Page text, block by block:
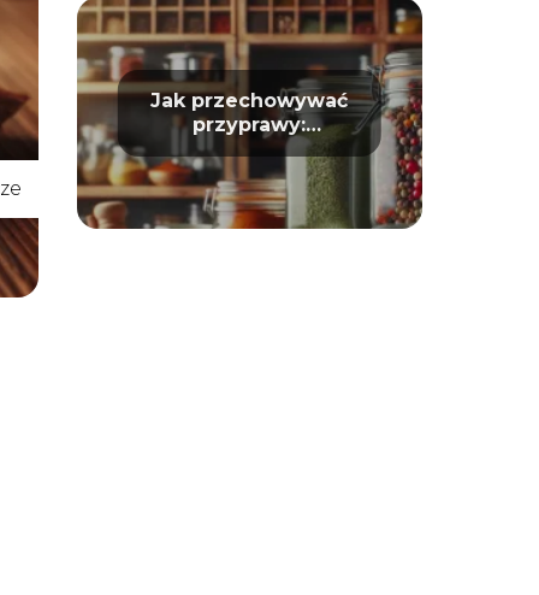
Jak przechowywać
przyprawy:
Długotrwałość i
aromat